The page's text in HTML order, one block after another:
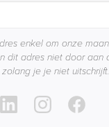
enkel om onze
dit adres niet door aan
je je niet uitschrijft.